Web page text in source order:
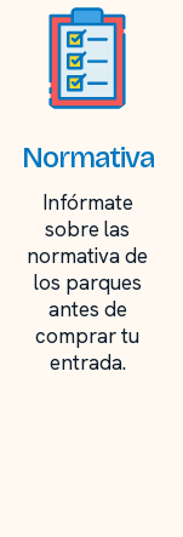
Normativa
Infórmate
sobre las
normativa de
los parques
antes de
comprar tu
entrada.